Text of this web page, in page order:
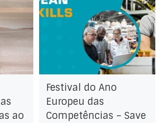
ao
Festival do Ano
Europeu das
Competências – Save